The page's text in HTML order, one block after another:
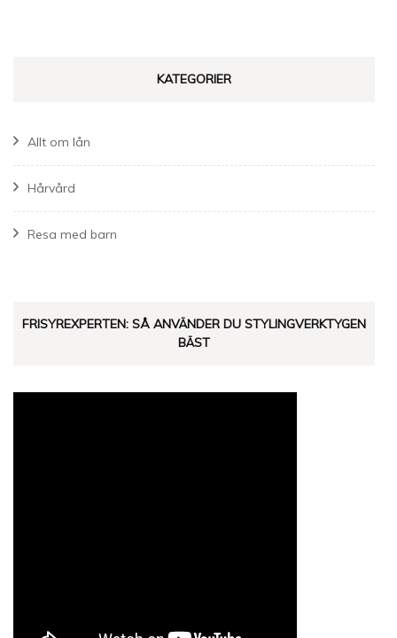
KATEGORIER
Allt om lån
Hårvård
Resa med barn
FRISYREXPERTEN: SÅ ANVÄNDER DU STYLINGVERKTYGEN
BÄST